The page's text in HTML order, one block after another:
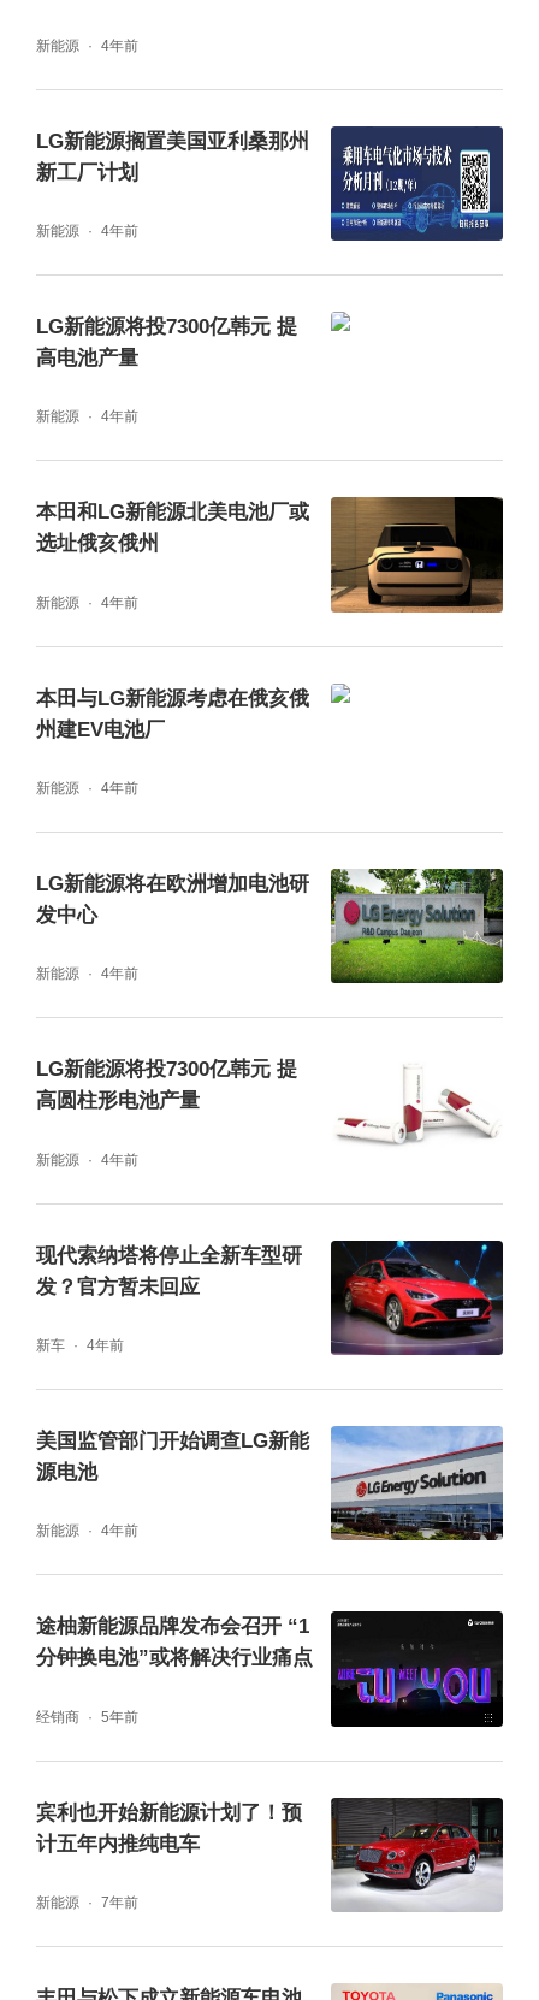
新能源 4年前
LG新能源搁置美国亚利桑那州
新工厂计划
新能源 4年前
LG新能源将投7300亿韩元 提
高电池产量
新能源 4年前
本田和LG新能源北美电池厂或
选址俄亥俄州
新能源 4年前
本田与LG新能源考虑在俄亥俄
州建EV电池厂
新能源 4年前
LG新能源将在欧洲增加电池研
发中心
新能源 4年前
LG新能源将投7300亿韩元 提
高圆柱形电池产量
新能源 4年前
现代索纳塔将停止全新车型研
发？官方暂未回应
新车 4年前
美国监管部门开始调查LG新能
源电池
新能源 4年前
途柚新能源品牌发布会召开 “1
分钟换电池”或将解决行业痛点
经销商 5年前
宾利也开始新能源计划了！预
计五年内推纯电车
新能源 7年前